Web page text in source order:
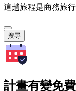
這趟旅程是商務旅行
搜尋
計畫有變免